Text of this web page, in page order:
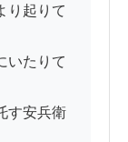
り起りて
いたりて
す安兵衛